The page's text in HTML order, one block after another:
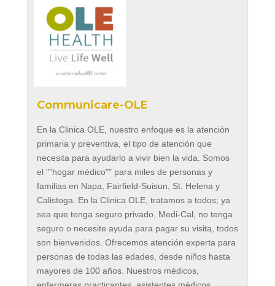
Communicare-OLE
En la Clinica OLE, nuestro enfoque es la atención
primaria y preventiva, el tipo de atención que
necesita para ayudarlo a vivir bien la vida. Somos
el ""hogar médico"" para miles de personas y
familias en Napa, Fairfield-Suisun, St. Helena y
Calistoga. En la Clinica OLE, tratamos a todos; ya
sea que tenga seguro privado, Medi-Cal, no tenga
seguro o necesite ayuda para pagar su visita, todos
son bienvenidos. Ofrecemos atención experta para
personas de todas las edades, desde niños hasta
mayores de 100 años. Nuestros médicos,